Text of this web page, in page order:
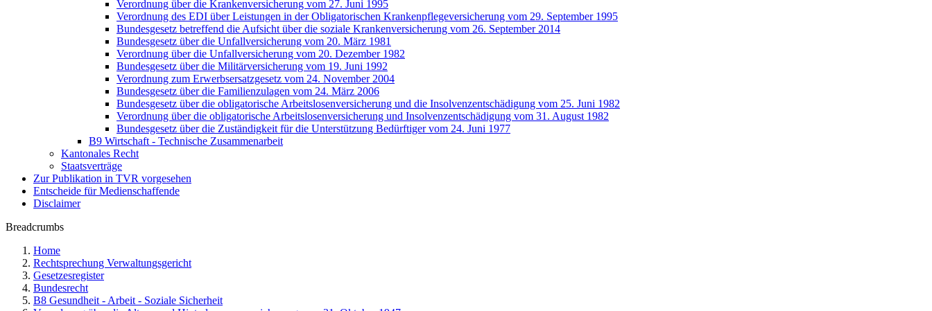
Verordnung über die Krankenversicherung vom 27. Juni 1995
Verordnung des EDI über Leistungen in der Obligatorischen Krankenpflegeversicherung vom 29. September 1995
Bundesgesetz betreffend die Aufsicht über die soziale Krankenversicherung vom 26. September 2014
Bundesgesetz über die Unfallversicherung vom 20. März 1981
Verordnung über die Unfallversicherung vom 20. Dezember 1982
Bundesgesetz über die Militärversicherung vom 19. Juni 1992
Verordnung zum Erwerbsersatzgesetz vom 24. November 2004
Bundesgesetz über die Familienzulagen vom 24. März 2006
Bundesgesetz über die obligatorische Arbeitslosenversicherung und die Insolvenzentschädigung vom 25. Juni 1982
Verordnung über die obligatorische Arbeitslosenversicherung und Insolvenzentschädigung vom 31. August 1982
Bundesgesetz über die Zuständigkeit für die Unterstützung Bedürftiger vom 24. Juni 1977
B9 Wirtschaft - Technische Zusammenarbeit
Kantonales Recht
Staatsverträge
Zur Publikation in TVR vorgesehen
Entscheide für Medienschaffende
Disclaimer
Breadcrumbs
Home
Rechtsprechung Verwaltungsgericht
Gesetzesregister
Bundesrecht
B8 Gesundheit - Arbeit - Soziale Sicherheit